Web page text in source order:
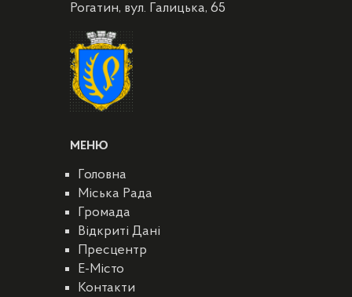
Рогатин, вул. Галицька, 65
МЕНЮ
Головна
Міська Рада
Громада
Відкриті Дані
Пресцентр
E-Місто
Контакти